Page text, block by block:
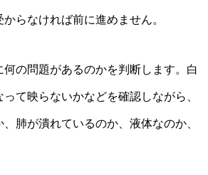
らなければ前に進めません。
の問題があるのかを判断します。白
て映らないかなどを確認しながら、
肺が潰れているのか、液体なのか、